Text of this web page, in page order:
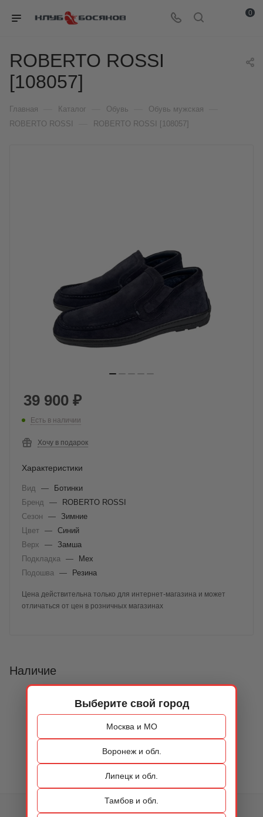
Выберите свой город
Москва и МО
Воронеж и обл.
Липецк и обл.
Тамбов и обл.
0
ROBERTO ROSSI
[108057]
Главная Каталог Обувь Обувь мужская
ROBERTO ROSSI ROBERTO ROSSI [108057]
39 900 ₽
Есть в наличии
Хочу в подарок
Характеристики
Вид —
Ботинки
Бренд
—
ROBERTO ROSSI
Сезон
— Зимние
Цвет — Синий
Верх
— Замша
Подкладка
—
Мех
Подошва
— Резина
Цена действительна только для интернет-магазина и может
отличаться от цен в розничных магазинах
Наличие
КАТАЛОГ